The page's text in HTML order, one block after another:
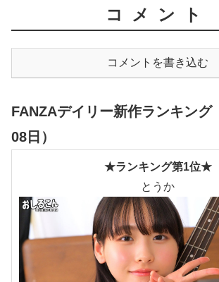
コメント
コメントを書き込む
FANZAデイリー新作ランキング
08日）
★ランキング第1位★
とうか